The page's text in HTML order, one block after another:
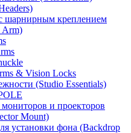
шарнирным креплением
Arm)
& Vision Locks
(Studio Essentials)
и проекторов
Mount)
установки фона (Backdrop